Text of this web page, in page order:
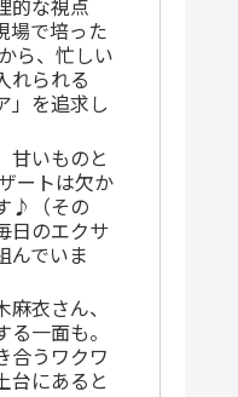
的な視点
場で培った
ら、忙しい
れられる
」を追求し
甘いものと
ートは欠か
♪（その
日のエクサ
んでいま
衣さん、
一面も。
合うワクワ
台にあると